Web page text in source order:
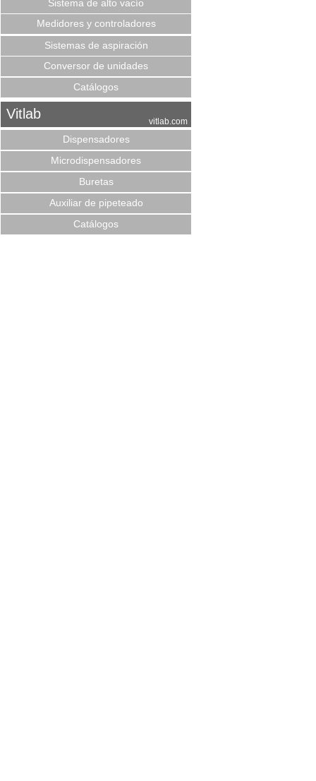
Sistema de alto vacío
Medidores y controladores
Sistemas de aspiración
Conversor de unidades
Catálogos
Vitlab vitlab.com
Dispensadores
Microdispensadores
Buretas
Auxiliar de pipeteado
Catálogos